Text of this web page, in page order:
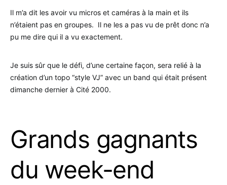
Il m’a dit les avoir vu micros et caméras à la main et ils
n’étaient pas en groupes. Il ne les a pas vu de prêt donc n’a
pu me dire qui il a vu exactement.
Je suis sûr que le défi, d’une certaine façon, sera relié à la
création d’un topo “style VJ” avec un band qui était présent
dimanche dernier à Cité 2000.
Grands gagnants
du week-end